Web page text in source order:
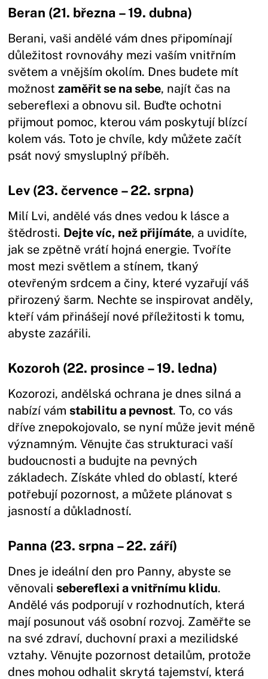
Beran (21. března – 19. dubna)
Berani, vaši andělé vám dnes připomínají
důležitost rovnováhy mezi vaším vnitřním
světem a vnějším okolím. Dnes budete mít
možnostzaměřit se na sebe, najít čas na
sebereflexi a obnovu sil. Buďte ochotni
přijmout pomoc, kterou vám poskytují blízcí
kolem vás. Toto je chvíle, kdy můžete začít
psát nový smysluplný příběh.
Lev (23. července – 22. srpna)
Milí Lvi, andělé vás dnes vedou k lásce a
štědrosti. Dejte víc, než přijímáte, a uvidíte,
jak se zpětně vrátí hojná energie. Tvoříte
most mezi světlem a stínem, tkaný
otevřeným srdcem a činy, které vyzařují váš
přirozený šarm. Nechte se inspirovat anděly,
kteří vám přinášejí nové příležitosti k tomu,
abyste zazářili.
Kozoroh (22. prosince – 19. ledna)
Kozorozi, andělská ochrana je dnes silná a
nabízí vámstabilitu a pevnost. To, co vás
dříve znepokojovalo, se nyní může jevit méně
významným. Věnujte čas strukturaci vaší
budoucnosti a budujte na pevných
základech. Získáte vhled do oblastí, které
potřebují pozornost, a můžete plánovat s
jasností a důkladností.
Panna (23. srpna – 22. září)
Dnes je ideální den pro Panny, abyste se
věnovalisebereflexi a vnitřnímu klidu.
Andělé vás podporují v rozhodnutích, která
mají posunout váš osobní rozvoj. Zaměřte se
na své zdraví, duchovní praxi a mezilidské
vztahy. Věnujte pozornost detailům, protože
dnes mohou odhalit skrytá tajemství, která